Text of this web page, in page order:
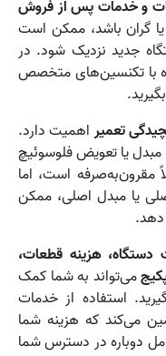
و خدمات پس از فروش
گران باشد، ممکن است
جدید نزدیک شود. در
با تکنسین‌های متخصص
تعمیراهمیت دارد.
یا تعویض فلوسوئیچ
مقرون‌به‌صرفه است، اما
یا مبدل اصلی، ممکن
هزینه قطعات،
می‌تواند به شما کمک
استفاده از خدمات
می‌کند که هزینه شما
دوباره در دسترس شما